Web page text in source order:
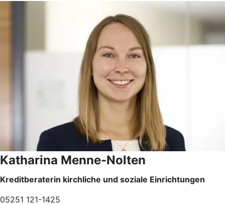
Katharina Menne-Nolten
Kreditberaterin kirchliche und soziale Einrichtungen
05251 121-1425